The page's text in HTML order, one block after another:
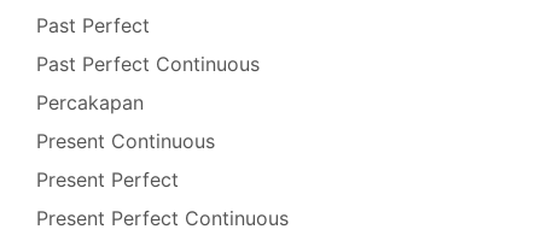
Past Perfect
Past Perfect Continuous
Percakapan
Present Continuous
Present Perfect
Present Perfect Continuous